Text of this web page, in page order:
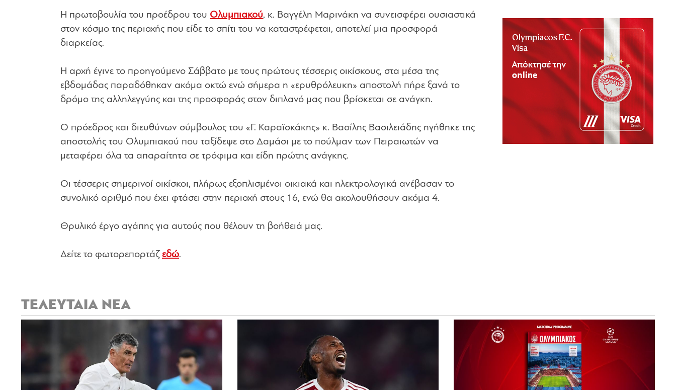
Η πρωτοβουλία του προέδρου του Ολυμπιακού, κ. Βαγγέλη Μαρινάκη να συνεισφέρει ουσιαστικά
στον κόσμο της περιοχής που είδε το σπίτι του να καταστρέφεται, αποτελεί μια προσφορά
διαρκείας.
Η αρχή έγινε το προηγούμενο Σάββατο με τους πρώτους τέσσερις οικίσκους, στα μέσα της
εβδομάδας παραδόθηκαν ακόμα οκτώ ενώ σήμερα η «ερυθρόλευκη» αποστολή πήρε ξανά το
δρόμο της αλληλεγγύης και της προσφοράς στον διπλανό μας που βρίσκεται σε ανάγκη.
Ο πρόεδρος και διευθύνων σύμβουλος του «Γ. Καραϊσκάκης» κ. Βασίλης Βασιλειάδης ηγήθηκε της
αποστολής του Ολυμπιακού που ταξίδεψε στο Δαμάσι με το πούλμαν των Πειραιωτών να
μεταφέρει όλα τα απαραίτητα σε τρόφιμα και είδη πρώτης ανάγκης.
Οι τέσσερις σημερινοί οικίσκοι, πλήρως εξοπλισμένοι οικιακά και ηλεκτρολογικά ανέβασαν το
συνολικό αριθμό που έχει φτάσει στην περιοχή στους 16, ενώ θα ακολουθήσουν ακόμα 4.
Θρυλικό έργο αγάπης για αυτούς που θέλουν τη βοήθειά μας.​
Δείτε το φωτορεπορτάζ εδώ.
ΤΕΛΕΥΤΑΙΑ ΝΕΑ